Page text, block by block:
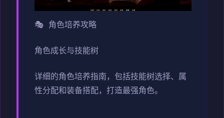
🎭 角色培养攻略
角色成长与技能树
详细的角色培养指南，包括技能树选择、属
性分配和装备搭配，打造最强角色。